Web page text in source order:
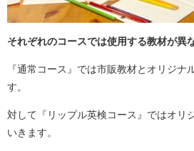
それぞれのコースでは使用する教材が異
『通常コース』では市販教材とオリジナ
す。
対して『リップル英検コース』ではオリ
いきます。